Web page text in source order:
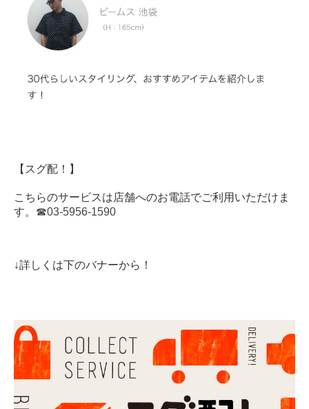
【スグ配！】
こちらのサービスは店舗へのお電話でご利用いただけま
す。 ☎︎03-5956-1590
↓詳しくは下のバナーから！